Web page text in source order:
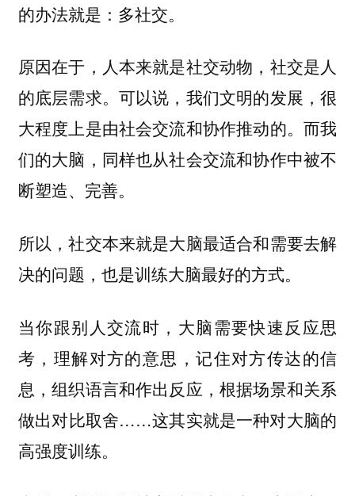
的办法就是：多社交。
原因在于，人本来就是社交动物，社交是人
的底层需求。可以说，我们文明的发展，很
大程度上是由社会交流和协作推动的。而我
们的大脑，同样也从社会交流和协作中被不
断塑造、完善。
所以，社交本来就是大脑最适合和需要去解
决的问题，也是训练大脑最好的方式。
当你跟别人交流时，大脑需要快速反应思
考，理解对方的意思，记住对方传达的信
息，组织语言和作出反应，根据场景和关系
做出对比取舍……这其实就是一种对大脑的
高强度训练。